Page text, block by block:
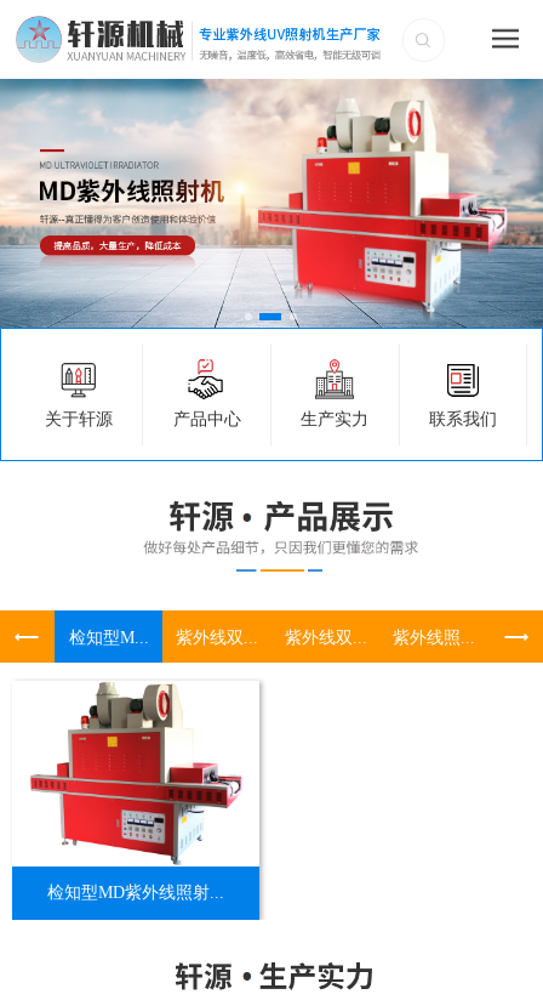
关于轩源 产品中心 生产实力 联系我们
检知型M... 紫外线双... 紫外线双... 紫外线照... UV
检知型MD紫外线照射...